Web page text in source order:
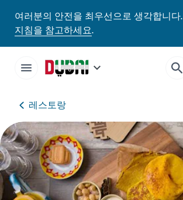
여러분의 안전을 최우선으로 생각합니다.
지침을 참고하세요.
레스토랑